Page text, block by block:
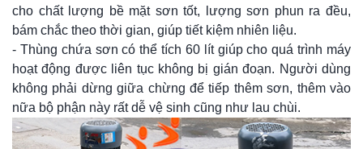
cho chất lượng bề mặt sơn tốt, lượng sơn phun ra đều,
bám chắc theo thời gian, giúp tiết kiệm nhiên liệu.
- Thùng chứa sơn có thể tích 60 lít giúp cho quá trình máy
hoạt động được liên tục không bị gián đoạn. Người dùng
không phải dừng giữa chừng để tiếp thêm sơn, thêm vào
nữa bộ phận này rất dễ vệ sinh cũng như lau chùi.